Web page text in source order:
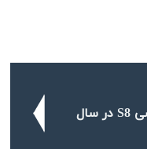
سامسونگ گلکسی S8 در سال